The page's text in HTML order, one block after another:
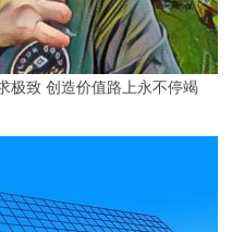
极致 创造价值路上永不停竭